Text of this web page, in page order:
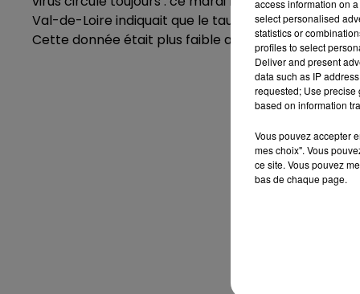
Val-de-Loire indiquait que le taux d'incidence en
Cette donnée était plus faible au 6 décembre
access information on
select personalised
statistics or
profiles to select
Deliver and present
data such as IP
requested; Use precise
based on information
Vous pouvez accepter
mes choix". Vous
ce site. Vous pouvez
bas de chaque page.